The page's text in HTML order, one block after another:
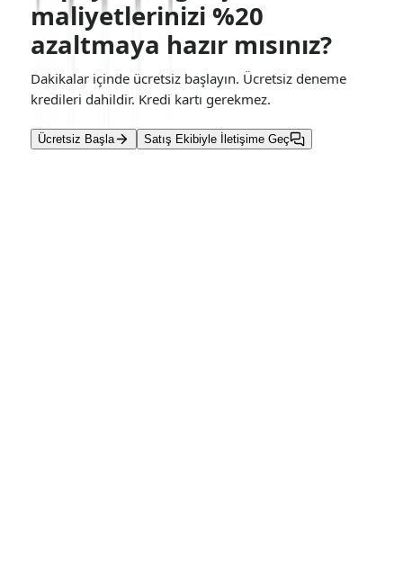
maliyetlerinizi %20
azaltmaya hazır mısınız?
Dakikalar içinde ücretsiz başlayın. Ücretsiz deneme
kredileri dahildir. Kredi kartı gerekmez.
Ücretsiz Başla Satış Ekibiyle İletişime Geç